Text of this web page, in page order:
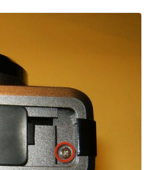
Publier un commentaire